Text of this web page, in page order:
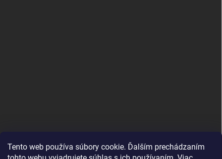
Tento web používa súbory cookie. Ďalším prechádzaním